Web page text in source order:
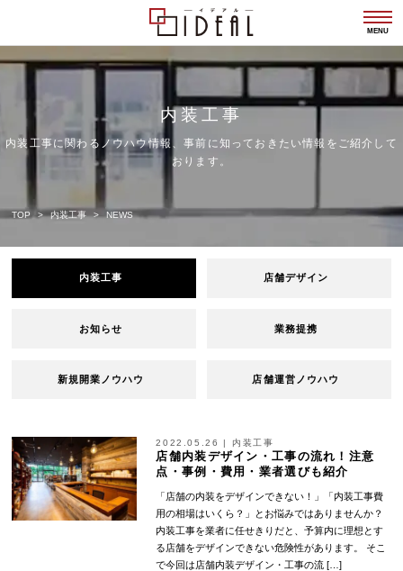
MENU
内装工事
内装工事に関わるノウハウ情報、事前に知っておきたい情報をご紹介して
おります。
TOP 内装工事 NEWS
内装工事 店舗デザイン
お知らせ 業務提携
新規開業ノウハウ 店舗運営ノウハウ
2022.05.26 内装工事
店舗内装デザイン・工事の流れ！注意
点・事例・費用・業者選びも紹介
「店舗の内装をデザインできない！」「内装工事費
用の相場はいくら？」とお悩みではありませんか？
内装工事を業者に任せきりだと、予算内に理想とす
る店舗をデザインできない危険性があります。 そこ
で今回は店舗内装デザイン・工事の流 […]